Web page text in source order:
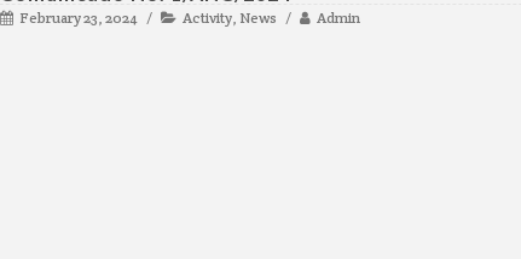
February 23, 2024 Activity News Admin